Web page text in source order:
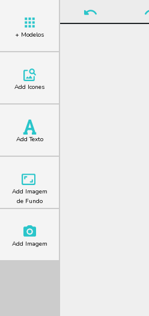
+ Modelos
Add Icones
Add Texto
Add Imagem
de Fundo
Add Imagem